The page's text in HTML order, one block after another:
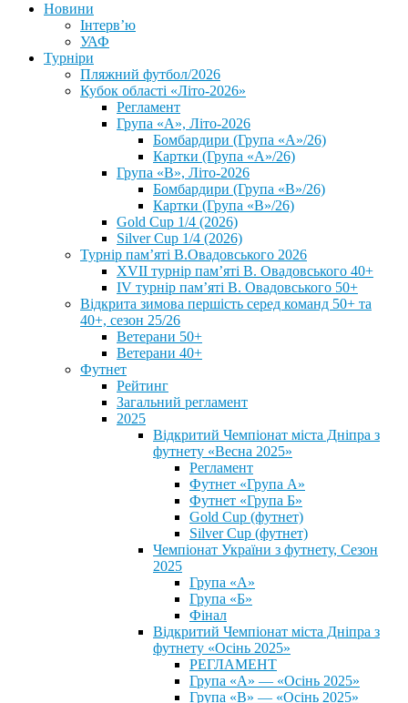
Новини
Інтерв’ю
УАФ
Турніри
Пляжний футбол/2026
Кубок області «Літо-2026»
Регламент
Група «А», Літо-2026
Бомбардири (Група «А»/26)
Картки (Група «А»/26)
Група «В», Літо-2026
Бомбардири (Група «В»/26)
Картки (Група «В»/26)
Gold Cup 1/4 (2026)
Silver Cup 1/4 (2026)
Турнір пам’яті В.Овадовського 2026
XVII турнір пам’яті В. Овадовського 40+
IV турнір пам’яті В. Овадовського 50+
Відкрита зимова першість серед команд 50+ та
40+, сезон 25/26
Ветерани 50+
Ветерани 40+
Футнет
Рейтинг
Загальний регламент
2025
Відкритий Чемпіонат міста Дніпра з
футнету «Весна 2025»
Регламент
Футнет «Група А»
Футнет «Група Б»
Gold Cup (футнет)
Silver Cup (футнет)
Чемпіонат України з футнету, Сезон
2025
Група «А»
Група «Б»
Фінал
Відкритий Чемпіонат міста Дніпра з
футнету «Осінь 2025»
РЕГЛАМЕНТ
Група «А» — «Осінь 2025»
Група «В» — «Осінь 2025»